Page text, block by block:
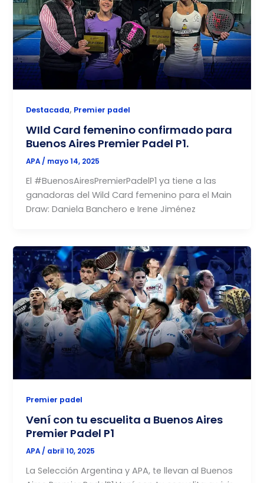
Destacada, Premier padel
WIld Card femenino confirmado para
Buenos Aires Premier Padel P1.
APA/ mayo 14, 2025
El #BuenosAiresPremierPadelP1 ya tiene a las
ganadoras del Wild Card femenino para el Main
Draw: Daniela Banchero e Irene Jiménez
Premier padel
Vení con tu escuelita a Buenos Aires
Premier Padel P1
APA/ abril 10, 2025
La Selección Argentina y APA, te llevan al Buenos